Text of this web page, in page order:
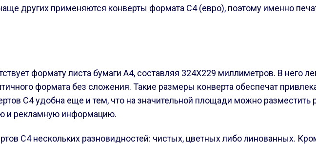
других применяются конверты формата С4 (евро), поэтому именно
формату листа бумаги А4, составляя 324Х229 миллиметров. В него
формата без сложения. Такие размеры конверта обеспечат
С4 удобна еще и тем, что на значительной площади можно
и рекламную информацию.
С4 нескольких разновидностей: чистых, цветных либо линованных.